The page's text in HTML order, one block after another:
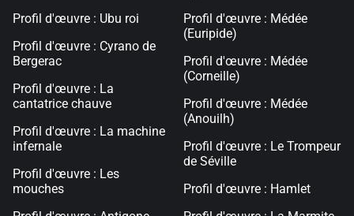
Profil d'œuvre : Ubu roi
Profil d'œuvre : Cyrano de
Bergerac
Profil d'œuvre : La
cantatrice chauve
Profil d'œuvre : La machine
infernale
Profil d'œuvre : Les
mouches
Profil d'œuvre : Médée
(Euripide)
Profil d'œuvre : Médée
(Corneille)
Profil d'œuvre : Médée
(Anouilh)
Profil d'œuvre : Le Trompeur
de Séville
Profil d'œuvre : Hamlet